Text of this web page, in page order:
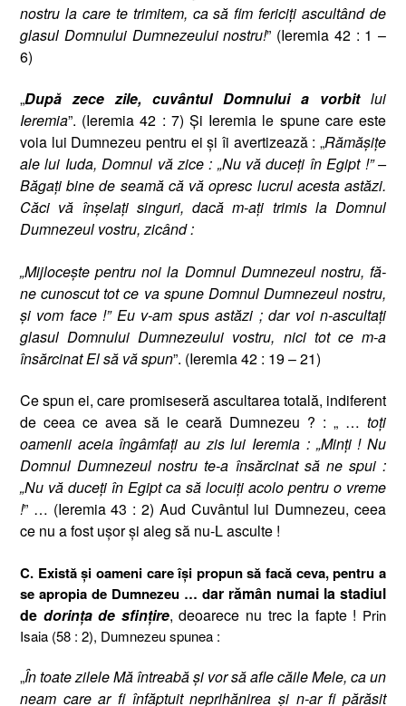
nostru la care te trimitem, ca să fim fericiţi ascultând de
glasul Domnului Dumnezeului nostru!” (Ieremia 42 : 1 –
6)
„După zece zile, cuvântul Domnului a vorbitlui
Ieremia”. (Ieremia 42 : 7) Şi Ieremia le spune care este
voia lui Dumnezeu pentru ei şi îi avertizează : „Rămăşiţe
ale lui Iuda, Domnul vă zice : „Nu vă duceţi în Egipt !” –
Băgaţi bine de seamă că vă opresc lucrul acesta astăzi.
Căci vă înşelaţi singuri, dacă m-aţi trimis la Domnul
Dumnezeul vostru, zicând :
„Mijloceşte pentru noi la Domnul Dumnezeul nostru, fă-
ne cunoscut tot ce va spune Domnul Dumnezeul nostru,
şi vom face !” Eu v-am spus astăzi ; dar voi n-ascultaţi
glasul Domnului Dumnezeului vostru, nici tot ce m-a
însărcinat El să vă spun”. (Ieremia 42 : 19 – 21)
Ce spun ei, care promiseseră ascultarea totală, indiferent
de ceea ce avea să le ceară Dumnezeu ? : „ … toţi
oamenii aceia îngâmfaţi au zis lui Ieremia : „Minţi ! Nu
Domnul Dumnezeul nostru te-a însărcinat să ne spui :
„Nu vă duceţi în Egipt ca să locuiţi acolo pentru o vreme
!” … (Ieremia 43 : 2) Aud Cuvântul lui Dumnezeu, ceea
ce nu a fost uşor şi aleg să nu-L asculte !
C. Există şi oameni care îşi propun să facă ceva, pentru a
se apropia de Dumnezeu … dar rămân numai la stadiul
de dorinţa de sfinţire, deoarece nu trec la fapte ! Prin
Isaia (58 : 2), Dumnezeu spunea :
„În toate zilele Mă întreabă şi vor să afle căile Mele, ca un
neam care ar fi înfăptuit neprihănirea şi n-ar fi părăsit